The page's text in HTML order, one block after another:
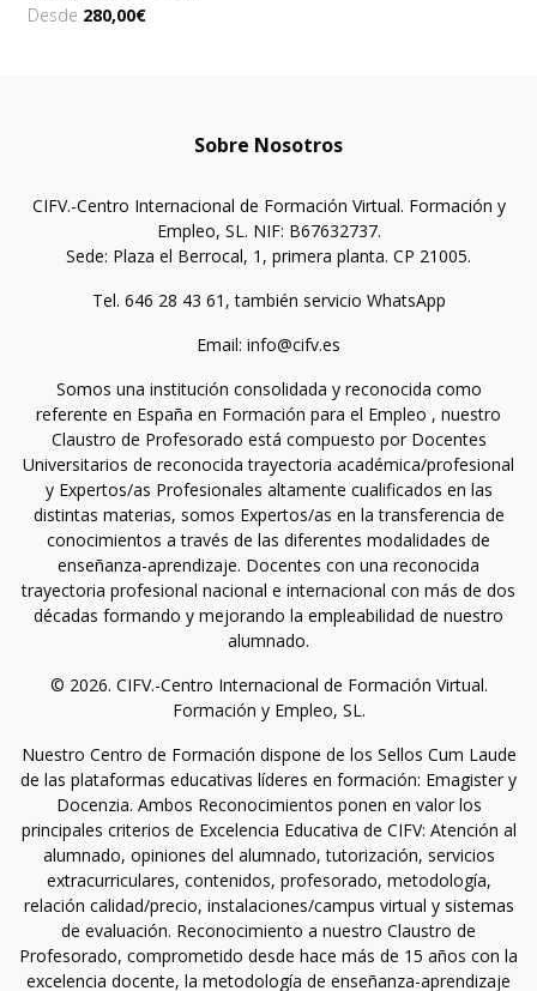
Desde 280,00€
Sobre Nosotros
CIFV.-Centro Internacional de Formación Virtual. Formación y
Empleo, SL. NIF: B67632737.
Sede: Plaza el Berrocal, 1, primera planta. CP 21005.
Tel. 646 28 43 61, también servicio WhatsApp
Email: info@cifv.es
Somos una institución consolidada y reconocida como
referente en España en Formación para el Empleo , nuestro
Claustro de Profesorado está compuesto por Docentes
Universitarios de reconocida trayectoria académica/profesional
y Expertos/as Profesionales altamente cualificados en las
distintas materias, somos Expertos/as en la transferencia de
conocimientos a través de las diferentes modalidades de
enseñanza-aprendizaje. Docentes con una reconocida
trayectoria profesional nacional e internacional con más de dos
décadas formando y mejorando la empleabilidad de nuestro
alumnado.
© 2026. CIFV.-Centro Internacional de Formación Virtual.
Formación y Empleo, SL.
Nuestro Centro de Formación dispone de los Sellos Cum Laude
de las plataformas educativas líderes en formación: Emagister y
Docenzia. Ambos Reconocimientos ponen en valor los
principales criterios de Excelencia Educativa de CIFV: Atención al
alumnado, opiniones del alumnado, tutorización, servicios
extracurriculares, contenidos, profesorado, metodología,
relación calidad/precio, instalaciones/campus virtual y sistemas
de evaluación. Reconocimiento a nuestro Claustro de
Profesorado, comprometido desde hace más de 15 años con la
excelencia docente, la metodología de enseñanza-aprendizaje